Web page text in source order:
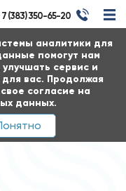
аналитики для
помогут нам
сервис и
вас. Продолжая
согласие на
данных.
7 (383) 350-65-20